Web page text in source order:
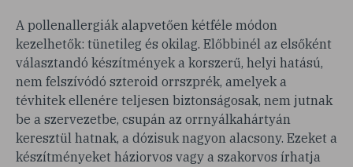
A pollenallergiák alapvetően kétféle módon
kezelhetők: tünetileg és okilag. Előbbinél az elsőként
választandó készítmények a korszerű, helyi hatású,
nem felszívódó szteroid orrszprék, amelyek a
tévhitek ellenére teljesen biztonságosak, nem jutnak
be a szervezetbe, csupán az orrnyálkahártyán
keresztül hatnak, a dózisuk nagyon alacsony. Ezeket a
készítményeket háziorvos vagy a szakorvos írhatja